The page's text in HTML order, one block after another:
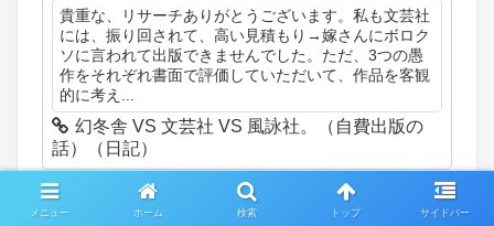
貴重な、リサーチありがとうございます。私も文芸社
には、振り回されて、高い見積もり→嫁さんにボロク
ソに言われて出版できませんでした。ただ、3つの愚
作をそれぞれ書面で評価していただいて、作品を客観
的に考え...
幻冬舎 VS 文芸社 VS 風詠社。（自費出版の
話）（日記）
メニュー ホーム 検索 トップ サイドバー